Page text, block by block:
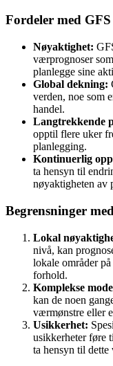
Fordeler med GFS
Nøyaktighet:
værprognoser
planlegge sine
Global dekning:
verden, noe som
handel.
Langtrekkende
opptil flere uker
planlegging.
Kontinuerlig
ta hensyn til
nøyaktigheten av
Begrensninger
Lokal
nivå, kan
lokale områder
forhold.
Komplekse
kan de noen
værmønstre eller
Usikkerhet:
usikkerheter føre
ta hensyn til